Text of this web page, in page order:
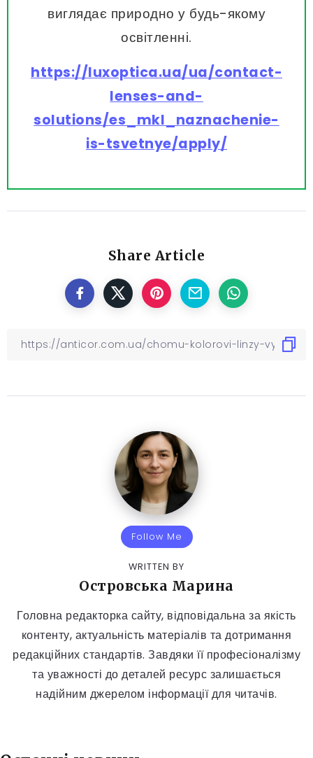
виглядає природно у будь-якому
освітленні.
https://luxoptica.ua/ua/contact-
lenses-and-
solutions/es_mkl_naznachenie-
is-tsvetnye/apply/
Share Article
Follow Me
WRITTEN BY
Островська Марина
Головна редакторка сайту, відповідальна за якість
контенту, актуальність матеріалів та дотримання
редакційних стандартів. Завдяки її професіоналізму
та уважності до деталей ресурс залишається
надійним джерелом інформації для читачів.